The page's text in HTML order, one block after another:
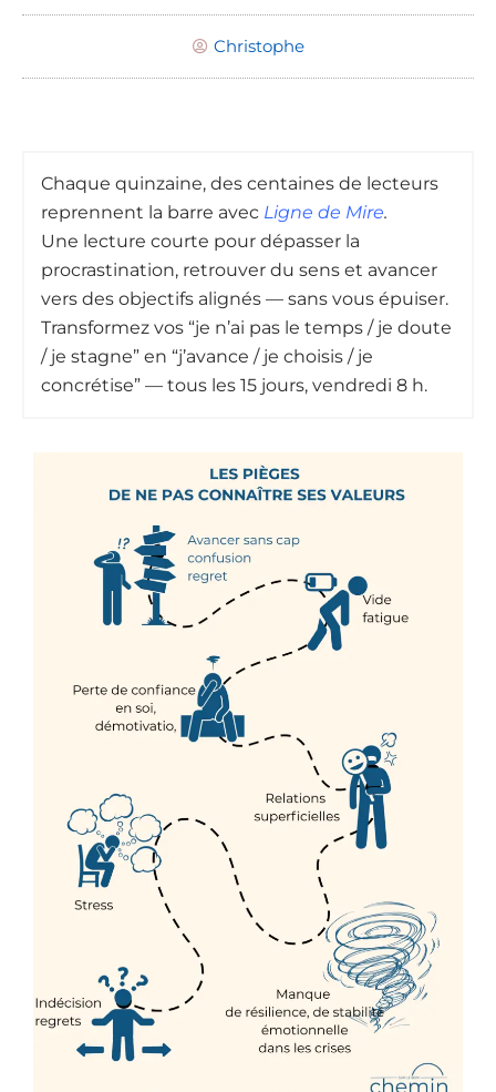
Christophe
Chaque quinzaine, des centaines de lecteurs
reprennent la barre avec Ligne de Mire.
Une lecture courte pour dépasser la
procrastination, retrouver du sens et avancer
vers des objectifs alignés — sans vous épuiser.
Transformez vos “je n’ai pas le temps / je doute
/ je stagne” en “j’avance / je choisis / je
concrétise” — tous les 15 jours, vendredi 8 h.